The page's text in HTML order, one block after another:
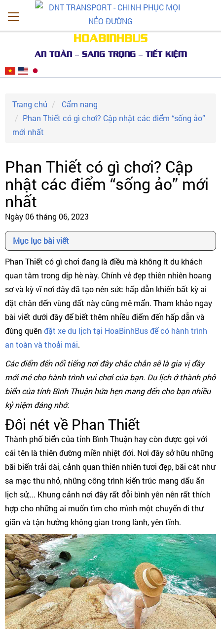
HOABINHBUS
AN TOÀN – SANG TRỌNG – TIẾT KIỆM
Trang chủ
Cẩm nang
Phan Thiết có gì chơi? Cập nhật các điểm “sống ảo”
mới nhất
Phan Thiết có gì chơi? Cập
nhật các điểm “sống ảo” mới
nhất
Ngày 06 tháng 06, 2023
Mục lục bài viết
Phan Thiết có gì chơi đang là điều mà không ít du khách
quan tâm trong dịp hè này. Chính vẻ đẹp thiên nhiên hoang
sơ và kỳ vĩ nơi đây đã tạo nên sức hấp dẫn khiến bất kỳ ai
đặt chân đến vùng đất này cũng mê mẩn. Tham khảo ngay
bài viết dưới đây để biết thêm nhiều điểm đến hấp dẫn và
đừng quên đặt xe du lịch tại HoaBinhBus để có hành trình
an toàn và thoải mái.
Các điểm đến nổi tiếng nơi đây chắc chắn sẽ là gia vị đầy
mới mẻ cho hành trình vui chơi của bạn. Du lịch ở thành phố
biển của tỉnh Bình Thuận hứa hẹn mang đến cho bạn nhiều
kỷ niệm đáng nhớ.
Đôi nét về Phan Thiết
Thành phố biển của tỉnh Bình Thuận hay còn được gọi với
cái tên là thiên đường miền nhiệt đới. Nơi đây sở hữu những
bãi biển trải dài, cảnh quan thiên nhiên tươi đẹp, bãi cát như
sa mạc thu nhỏ, những công trình kiến trúc mang dấu ấn
lịch sử,... Khung cảnh nơi đây rất đỗi bình yên nên rất thích
hợp cho những ai muốn tìm cho mình một chuyến đi thư
giãn và tận hưởng không gian trong lành, yên tĩnh.